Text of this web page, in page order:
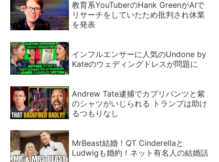
教育系YouTuberのHank GreenがAIで
リサーチをしていたため批判され休業
を発表
インフルエンサーに人気のUndone by
Kateのウェディングドレスが問題に
Andrew Tate逮捕でカプリパンツと紫
のシャツがいじられる トランプは助け
るつもりなし
MrBeast結婚！QT Cinderellaと
Ludwigも婚約！ネット有名人の結婚話